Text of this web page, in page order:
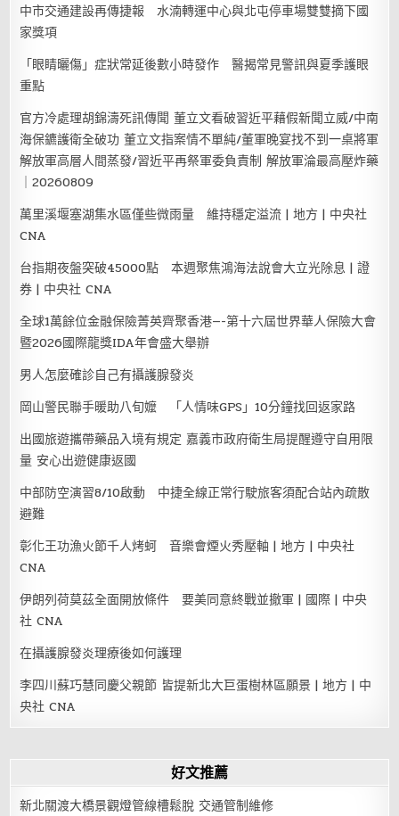
中市交通建設再傳捷報 水湳轉運中心與北屯停車場雙雙摘下國
家獎項
「眼睛曬傷」症狀常延後數小時發作 醫揭常見警訊與夏季護眼
重點
官方冷處理胡錦濤死訊傳聞 董立文看破習近平藉假新聞立威/中南
海保鑣護衛全破功 董立文指案情不單純/董軍晚宴找不到一桌將軍
解放軍高層人間蒸發/習近平再祭軍委負責制 解放軍淪最高壓炸藥
｜20260809
萬里溪堰塞湖集水區僅些微雨量 維持穩定溢流 | 地方 | 中央社
CNA
台指期夜盤突破45000點 本週聚焦鴻海法說會大立光除息 | 證
券 | 中央社 CNA
全球1萬餘位金融保險菁英齊聚香港—-第十六屆世界華人保險大會
暨2026國際龍獎IDA年會盛大舉辦
男人怎麼確診自己有攝護腺發炎
岡山警民聯手暖助八旬嬤 「人情味GPS」10分鐘找回返家路
出國旅遊攜帶藥品入境有規定 嘉義市政府衛生局提醒遵守自用限
量 安心出遊健康返國
中部防空演習8/10啟動 中捷全線正常行駛旅客須配合站內疏散
避難
彰化王功漁火節千人烤蚵 音樂會煙火秀壓軸 | 地方 | 中央社
CNA
伊朗列荷莫茲全面開放條件 要美同意終戰並撤軍 | 國際 | 中央
社 CNA
在攝護腺發炎理療後如何護理
李四川蘇巧慧同慶父親節 皆提新北大巨蛋樹林區願景 | 地方 | 中
央社 CNA
好文推薦
新北關渡大橋景觀燈管線槽鬆脫 交通管制維修